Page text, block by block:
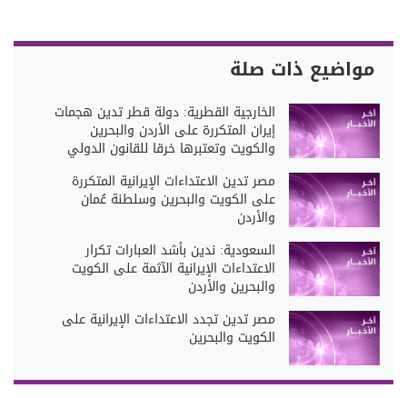
مواضيع ذات صلة
الخارجية القطرية: دولة قطر تدين هجمات
إيران المتكررة على الأردن والبحرين
والكويت وتعتبرها خرقا للقانون الدولي
مصر تدين الاعتداءات الإيرانية المتكررة
على الكويت والبحرين وسلطنة عُمان
والأردن
السعودية: ندين بأشد العبارات تكرار
الاعتداءات الإيرانية الآثمة على الكويت
والبحرين والأردن
مصر تدين تجدد الاعتداءات الإيرانية على
الكويت والبحرين